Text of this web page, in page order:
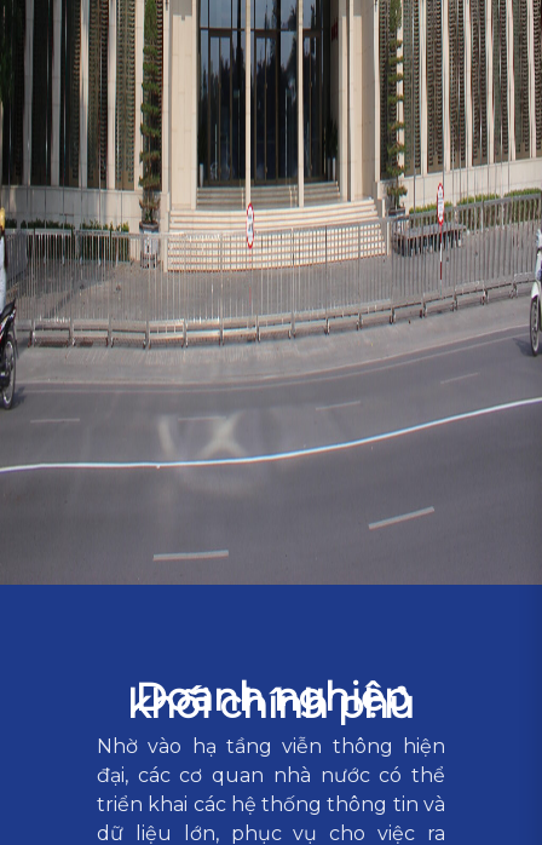
Doanh nghiệp
khối chính phủ
Nhờ vào hạ tầng viễn thông hiện
đại, các cơ quan nhà nước có thể
triển khai các hệ thống thông tin và
dữ liệu lớn, phục vụ cho việc ra